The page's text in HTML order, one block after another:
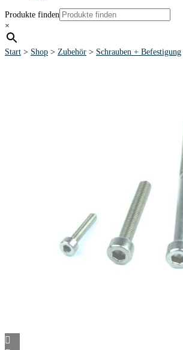
Produkte finden
×
Start > Shop > Zubehör > Schrauben + Befestigung